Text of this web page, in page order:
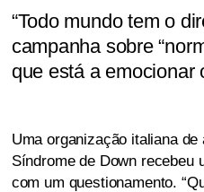
“Todo mundo tem o
campanha sobre
que está a emocionar
Uma organização italiana
Síndrome de Down recebeu
com um questionamento.